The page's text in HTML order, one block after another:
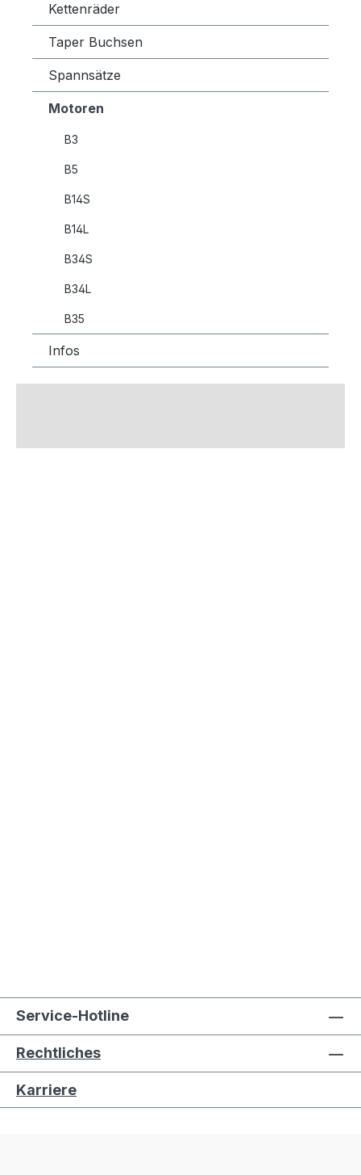
Kettenräder
Taper Buchsen
Spannsätze
Motoren
B3
B5
B14S
B14L
B34S
B34L
B35
Infos
Service-Hotline
Rechtliches
Karriere